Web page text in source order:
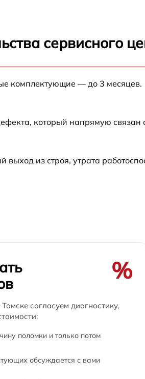
от 60
сервисного
комплектующие — до 3 месяцев.
который напрямую
из строя, утрата
%
согласуем диагностику,
поломки и только потом
обсуждается с вами